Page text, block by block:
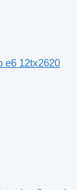
e6 12tx2620